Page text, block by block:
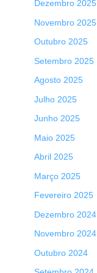
Dezembro 2025
Novembro 2025
Outubro 2025
Setembro 2025
Agosto 2025
Julho 2025
Junho 2025
Maio 2025
Abril 2025
Março 2025
Fevereiro 2025
Dezembro 2024
Novembro 2024
Outubro 2024